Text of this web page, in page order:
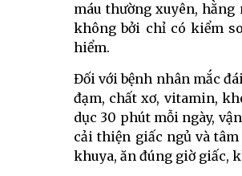
máu thường xuyên,
không bởi chỉ có kiểm
hiểm.
Đối với bệnh nhân mắc
đạm, chất xơ, vitamin,
dục 30 phút mỗi ngày,
cải thiện giấc ngủ và
khuya, ăn đúng giờ giấc,